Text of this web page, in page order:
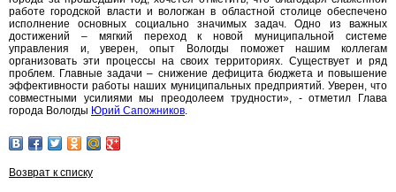
работе городской власти и вологжан в областной столице обеспечено
исполнение основных социально значимых задач. Одно из важных
достижений – мягкий переход к новой муниципальной системе
управления и, уверен, опыт Вологды поможет нашим коллегам
организовать эти процессы на своих территориях. Существует и ряд
проблем. Главные задачи – снижение дефицита бюджета и повышение
эффективности работы наших муниципальных предприятий. Уверен, что
совместными усилиями мы преодолеем трудности», - отметил Глава
города Вологды Юрий Сапожников.
Возврат к списку